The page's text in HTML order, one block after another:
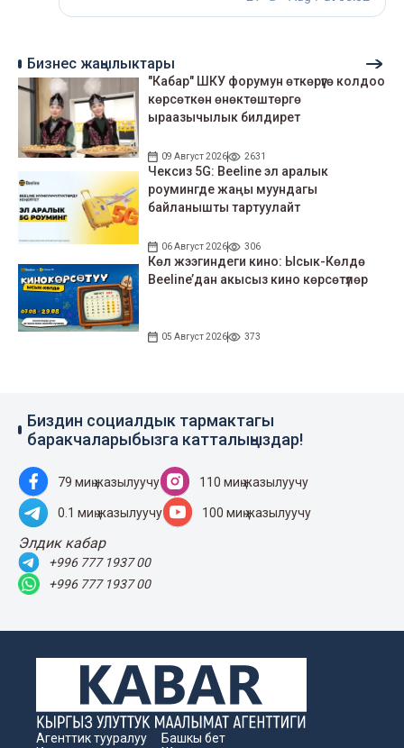
Бизнес жаңылыктары
"Кабар" ШКУ форумун өткөрүүгө колдоо
көрсөткөн өнөктөштөргө
ыраазычылык билдирет
09 Август 2026 2631
Чексиз 5G: Beeline эл аралык
роумингде жаңы муундагы
байланышты тартуулайт
06 Август 2026 306
Көл жээгиндеги кино: Ысык-Көлдө
Beeline’дан акысыз кино көрсөтүлөр
05 Август 2026 373
Биздин социалдык тармактагы
баракчаларыбызга катталыңыздар!
79 миң жазылуучу 110 миң жазылуучу
0.1 миң жазылуучу 100 миң жазылуучу
Элдик кабар
+996 777 1937 00
+996 777 1937 00
Агенттик тууралуу
Башкы бет